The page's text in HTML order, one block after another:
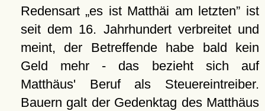
Redensart es ist Matthäi am letzten
ist
seit dem 16. Jahrhundert verbreitet und
meint, der Betreffende habe bald kein
Geld mehr - das bezieht sich auf
Matthäus' Beruf als Steuereintreiber.
Bauern galt der Gedenktag des Matthäus